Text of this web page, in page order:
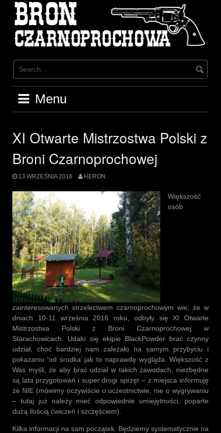
content
Menu
XI Otwarte Mistrzostwa Polski z
Broni Czarnoprochowej
13 WRZEŚNIA 2016 HERON
Większość
osób
zainteresowanych strzelectwem czarnoprochowym wie, że w
dniach 10-11 września 2016 roku, odbyły się XI Otwarte
Mistrzostwa Polski z Broni Czarnoprochowej w
Starachowicach. Udało się ekipie BlackPowder brać czynny
udział, choć bardziej nam zależało na samym przybyciu i
pokazaniu 'od środka’ jak to naprawdę wygląda. Większość z
Was myśli, że aby brać udział w takich zawodach, niezbędne
są lata przygotowań i super drogi sprzęt – z miejsca informuję
że NIE (mówimy oczywiście o uczestnictwie, nie o wygrywaniu
– tutaj już należy mieć odpowiednie umiejętności, poparte
dużą ilością ćwiczeń i szczęściem).
Kilka informacji na sam początek. Będziemy systematycznie na